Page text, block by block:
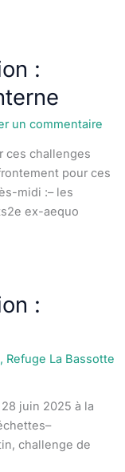
:
un commentaire
ces challenges
pour ces
midi :– les
ex-aequo
:
, Refuge La Bassotte
juin 2025 à la
challenge de